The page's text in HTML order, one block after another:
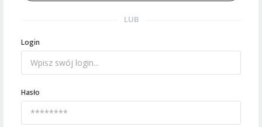
LUB
Login
Hasło